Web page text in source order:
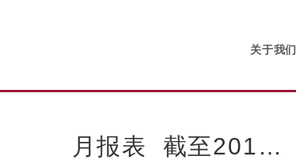
关于我们
月报表 截至201…